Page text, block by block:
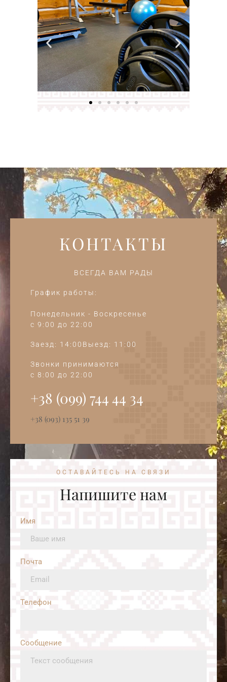
КОНТАКТЫ
ВСЕГДА ВАМ РАДЫ
График работы:
Понедельник - Воскресенье
c 9:00 до 22:00
Заезд: 14:00Выезд: 11:00
Звонки принимаются
c 8:00 до 22:00
+38 (099) 744 44 34‭
+38 (093) 135 51 39
ОСТАВАЙТЕСЬ НА СВЯЗИ
Напишите нам
Имя
Почта
Телефон
Сообщение